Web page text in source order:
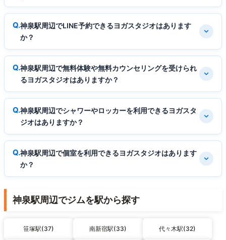
神泉駅周辺でLINE予約できるヨガスタジオはあります
か？
神泉駅周辺で無料体験や無料カウンセリングを受けられ
るヨガスタジオはありますか？
神泉駅周辺でシャワーやロッカーを利用できるヨガスタ
ジオはありますか？
神泉駅周辺で個室を利用できるヨガスタジオはあります
か？
神泉駅周辺でジムを駅から探す
笹塚駅(37) 南新宿駅(33) 代々木駅(32)